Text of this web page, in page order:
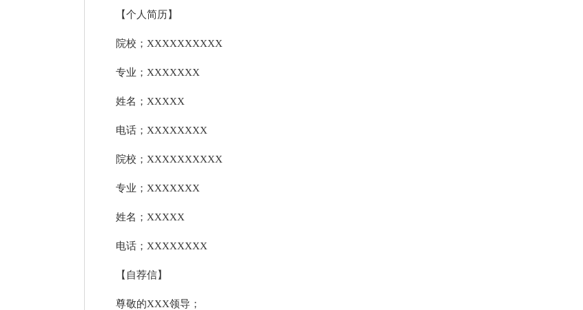
【个人简历】
院校；XXXXXXXXXX
专业；XXXXXXX
姓名；XXXXX
电话；XXXXXXXX
院校；XXXXXXXXXX
专业；XXXXXXX
姓名；XXXXX
电话；XXXXXXXX
【自荐信】
尊敬的XXX领导；